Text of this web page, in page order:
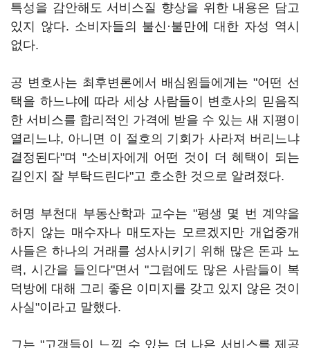
특성을 감안해도 서비스질 향상을 위한 내용은 담고
있지 않다. 소비자들의 불신·불만에 대한 자성 역시
없다.
공 변호사는 최후변론에서 배심원들에게는 "어떤 선
택을 하느냐에 따라 세상 사람들이 변호사의 믿음직
한 서비스를 합리적인 가격에 받을 수 있는 새 지평이
열리느냐, 아니면 이 절호의 기회가 사라져 버리느냐
결정된다"며 "소비자에게 어떤 것이 더 혜택이 되는
길인지 잘 부탁드린다"고 호소한 것으로 알려졌다.
허명 부천대 부동산학과 교수는 "평생 몇 번 계약을
하지 않는 매수자나 매도자는 모르겠지만 개업중개
사들은 하나의 거래를 성사시키기 위해 많은 돈과 노
력, 시간을 들인다"면서 "그럼에도 많은 사람들이 복
덕방에 대해 그리 좋은 이미지를 갖고 있지 않은 것이
사실"이라고 말했다.
그는 "고객들이 느낄 수 있는 더 나은 서비스를 제공